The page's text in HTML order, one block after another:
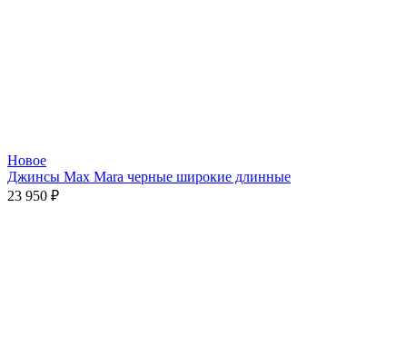
Новое
Джинсы Max Mara черные широкие длинные
23 950 ₽